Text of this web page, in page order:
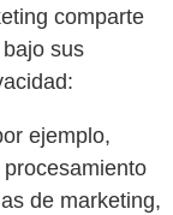
comparte
sus
ejemplo,
de marketing,